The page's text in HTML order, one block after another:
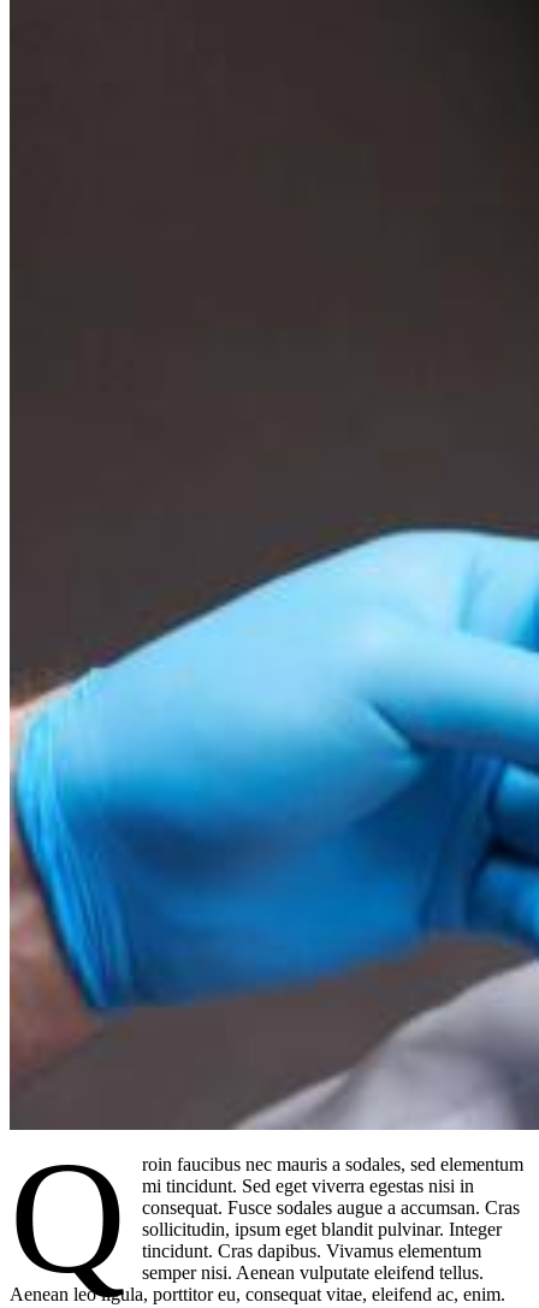
Q
roin faucibus nec mauris a sodales, sed elementum
mi tincidunt. Sed eget viverra egestas nisi in
consequat. Fusce sodales augue a accumsan. Cras
sollicitudin, ipsum eget blandit pulvinar. Integer
tincidunt. Cras dapibus. Vivamus elementum
semper nisi. Aenean vulputate eleifend tellus.
Aenean leo ligula, porttitor eu, consequat vitae, eleifend ac, enim.